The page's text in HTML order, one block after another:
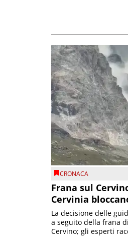
CRONACA
Frana sul
Cervinia
La decisione delle
a seguito della frana
Cervino; gli esperti